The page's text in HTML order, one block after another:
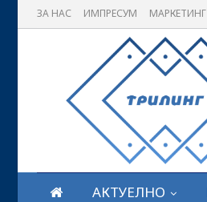
ЗА НАС ИМПРЕСУМ МАРКЕТИНГ
АКТУЕЛНО